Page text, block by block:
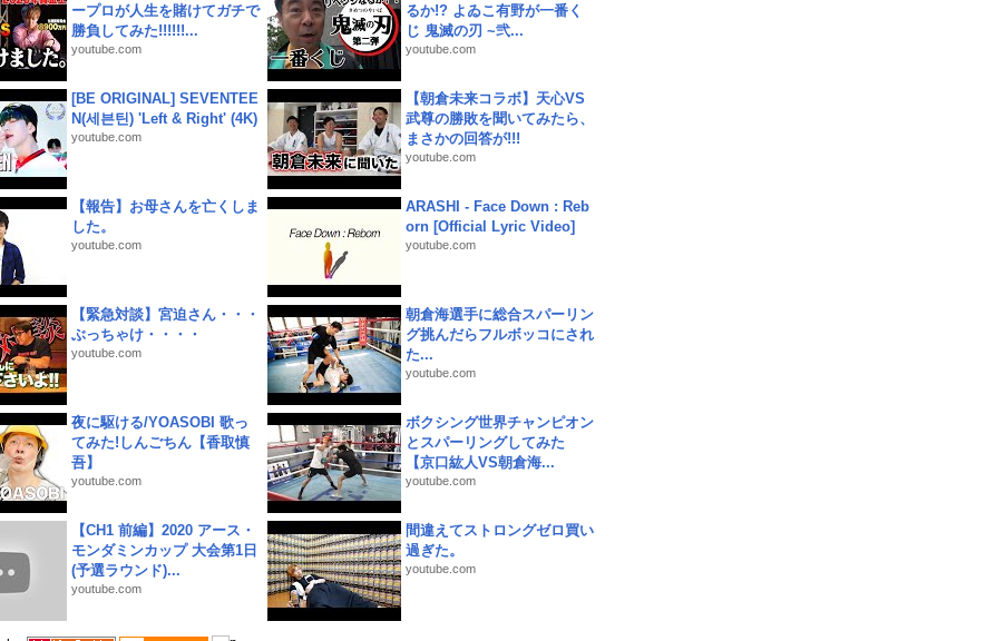
ープロが人生を賭けてガチで
勝負してみた!!!!!!...
youtube.com
るか!? よゐこ有野が一番く
じ 鬼滅の刃 ~弐...
youtube.com
[BE ORIGINAL] SEVENTEE
N(세븐틴) 'Left & Right' (4K)
youtube.com
【朝倉未来コラボ】天心VS
武尊の勝敗を聞いてみたら、
まさかの回答が!!!
youtube.com
【報告】お母さんを亡くしま
した。
youtube.com
ARASHI - Face Down : Reb
orn [Official Lyric Video]
youtube.com
【緊急対談】宮迫さん・・・
ぶっちゃけ・・・・
youtube.com
朝倉海選手に総合スパーリン
グ挑んだらフルボッコにされ
た...
youtube.com
夜に駆ける/YOASOBI 歌っ
てみた!しんごちん【香取慎
吾】
youtube.com
ボクシング世界チャンピオン
とスパーリングしてみた
【京口紘人VS朝倉海...
youtube.com
【CH1 前編】2020 アース・
モンダミンカップ 大会第1日
(予選ラウンド)...
youtube.com
間違えてストロングゼロ買い
過ぎた。
youtube.com